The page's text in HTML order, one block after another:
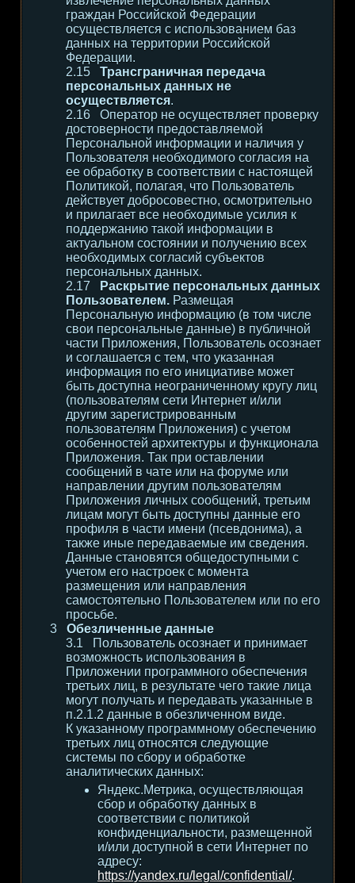
граждан Российской Федерации
осуществляется с использованием баз
данных на территории Российской
Федерации.
Трансграничная передача
персональных данных не
осуществляется.
Оператор не осуществляет проверку
достоверности предоставляемой
Персональной информации и наличия у
Пользователя необходимого согласия на
ее обработку в соответствии с настоящей
Политикой, полагая, что Пользователь
действует добросовестно, осмотрительно
и прилагает все необходимые усилия к
поддержанию такой информации в
актуальном состоянии и получению всех
необходимых согласий субъектов
персональных данных.
Раскрытие персональных данных
Пользователем. Размещая
Персональную информацию (в том числе
свои персональные данные) в публичной
части Приложения, Пользователь осознает
и соглашается с тем, что указанная
информация по его инициативе может
быть доступна неограниченному кругу лиц
(пользователям сети Интернет и/или
другим зарегистрированным
пользователям Приложения) с учетом
особенностей архитектуры и функционала
Приложения. Так при оставлении
сообщений в чате или на форуме или
направлении другим пользователям
Приложения личных сообщений, третьим
лицам могут быть доступны данные его
профиля в части имени (псевдонима), а
также иные передаваемые им сведения.
Данные становятся общедоступными с
учетом его настроек с момента
размещения или направления
самостоятельно Пользователем или по его
просьбе.
Обезличенные данные
Пользователь осознает и принимает
возможность использования в
Приложении программного обеспечения
третьих лиц, в результате чего такие лица
могут получать и передавать указанные в
п.2.1.2 данные в обезличенном виде.
К указанному программному обеспечению
третьих лиц относятся следующие
системы по сбору и обработке
аналитических данных:
Яндекс.Метрика, осуществляющая
сбор и обработку данных в
соответствии с политикой
конфиденциальности, размещенной
и/или доступной в сети Интернет по
адресу:
https://yandex.ru/legal/confidential/.